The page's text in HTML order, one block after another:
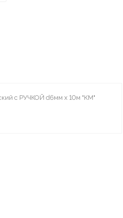
с РУЧКОЙ d6мм х 10м "КМ"